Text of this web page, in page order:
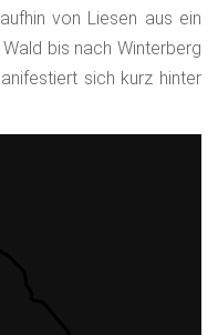
von Liesen aus ein
bis nach Winterberg
sich kurz hinter